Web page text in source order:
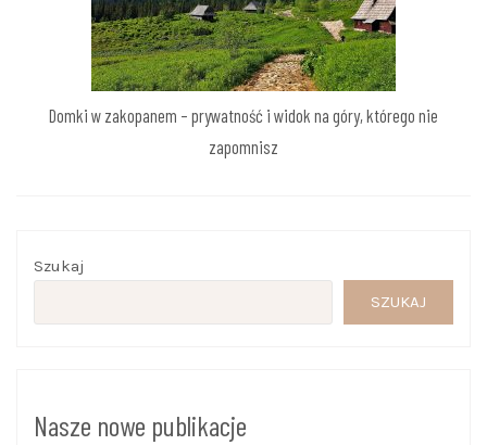
Domki w zakopanem – prywatność i widok na góry, którego nie
zapomnisz
Szukaj
SZUKAJ
Nasze nowe publikacje